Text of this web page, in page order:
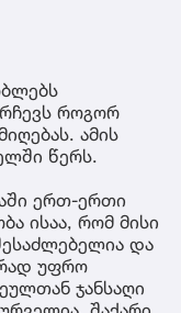
როგორ
ამის
წერს.
ერთ-ერთი
ისაა, რომ მისი
და
უფრო
ჯანსაღი